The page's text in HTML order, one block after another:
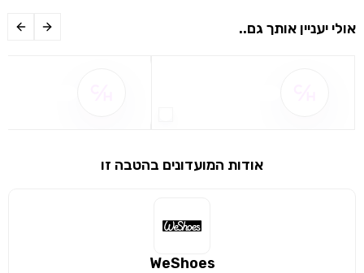
מימוש הטבה זו ניתן רק לחברי
אולי יעניין אותך גם..
אודות המועדונים בהטבה זו
WeShoes